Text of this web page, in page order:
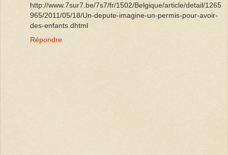
http://www.7sur7.be/7s7/fr/1502/Belgique/article/detail/1265
965/2011/05/18/Un-depute-imagine-un-permis-pour-avoir-
des-enfants.dhtml
Répondre